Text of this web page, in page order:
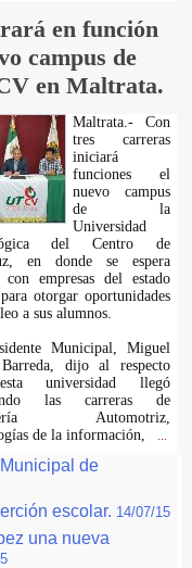
en función
campus de
en Maltrata.
Maltrata.- Con
tres carreras
iniciará
funciones el
nuevo campus
de la
Universidad
del Centro de
en donde se espera
con empresas del estado
otorgar oportunidades
a sus alumnos.
Municipal, Miguel
dijo al respecto
universidad llegó
las carreras de
Automotriz,
de la información,
de
escolar. 14/07/15
una nueva